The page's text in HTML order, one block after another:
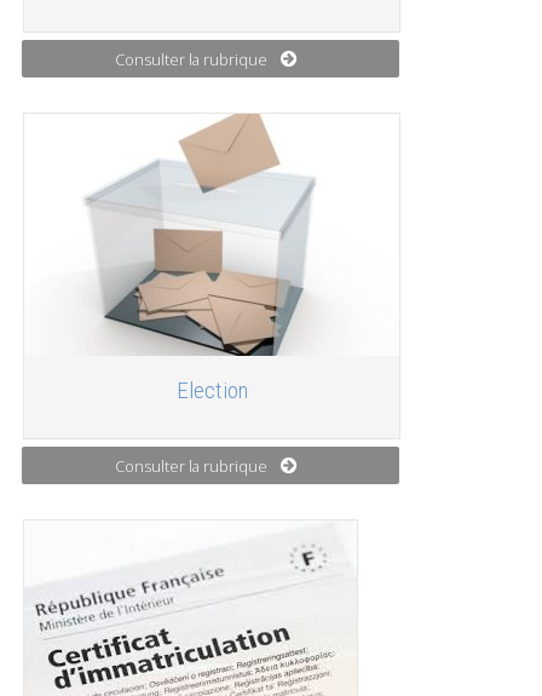
Consulter la rubrique
Election
Consulter la rubrique